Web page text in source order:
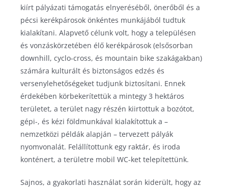
kiírt pályázati támogatás elnyeréséből, önerőből és a
pécsi kerékpárosok önkéntes munkájából tudtuk
kialakítani. Alapvető célunk volt, hogy a településen
és vonzáskörzetében élő kerékpárosok (elsősorban
downhill, cyclo-cross, és mountain bike szakágakban)
számára kulturált és biztonságos edzés és
versenylehetőségeket tudjunk biztosítani. Ennek
érdekében körbekerítettük a mintegy 3 hektáros
területet, a terület nagy részén kiirtottuk a bozótot,
gépi-, és kézi földmunkával kialakítottuk a –
nemzetközi példák alapján – tervezett pályák
nyomvonalát. Felállítottunk egy raktár, és iroda
konténert, a területre mobil WC-ket telepítettünk.
Sajnos, a gyakorlati használat során kiderült, hogy az